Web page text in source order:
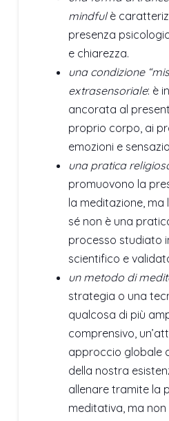
mindfulè
presenza
e chiarezza.
una condizione
extrasensoriale: è
ancorata al
proprio corpo, ai
emozioni e
una pratica
promuovono la
la meditazione, ma
sé non è una
processo studiato
scientifico e
un metodo di
strategia o una
qualcosa di più
comprensivo,
approccio globale
della nostra
allenare tramite la
meditativa, ma non